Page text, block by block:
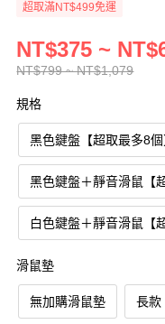
超取滿NT$499免運
NT$799 ~ NT$1,079
NT$375 ~
規格
黑色鍵盤【超取最多8個
黑色鍵盤＋靜音滑鼠【
白色鍵盤＋靜音滑鼠【
滑鼠墊
無加購滑鼠墊 長款